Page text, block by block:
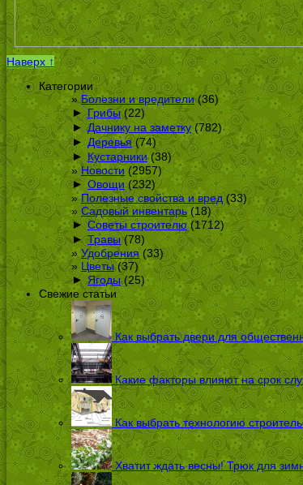
Наверх ↑
Категории
Болезни и вредители(36)
► Грибы(22)
► Дачнику на заметку(782)
► Деревья(74)
► Кустарники(38)
Новости(2957)
► Овощи(232)
Полезные свойства и вред (33)
Садовый инвентарь (18)
► Советы строителю(1712)
► Травы(78)
Удобрения(33)
Цветы(37)
► Ягоды(25)
Свежие статьи
Как выбрать двери для
Какие факторы влияют на срок
Как выбрать технологию
Хватит ждать весны! Трюк для